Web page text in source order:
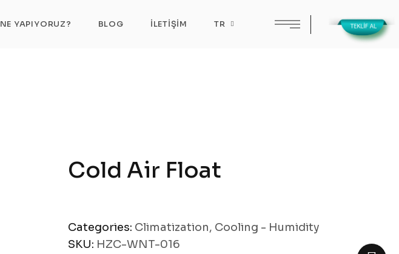
NE YAPIYORUZ? BLOG İLETIŞIM TR
Cold Air Float
Categories: Climatization, Cooling - Humidity
SKU: HZC-WNT-016